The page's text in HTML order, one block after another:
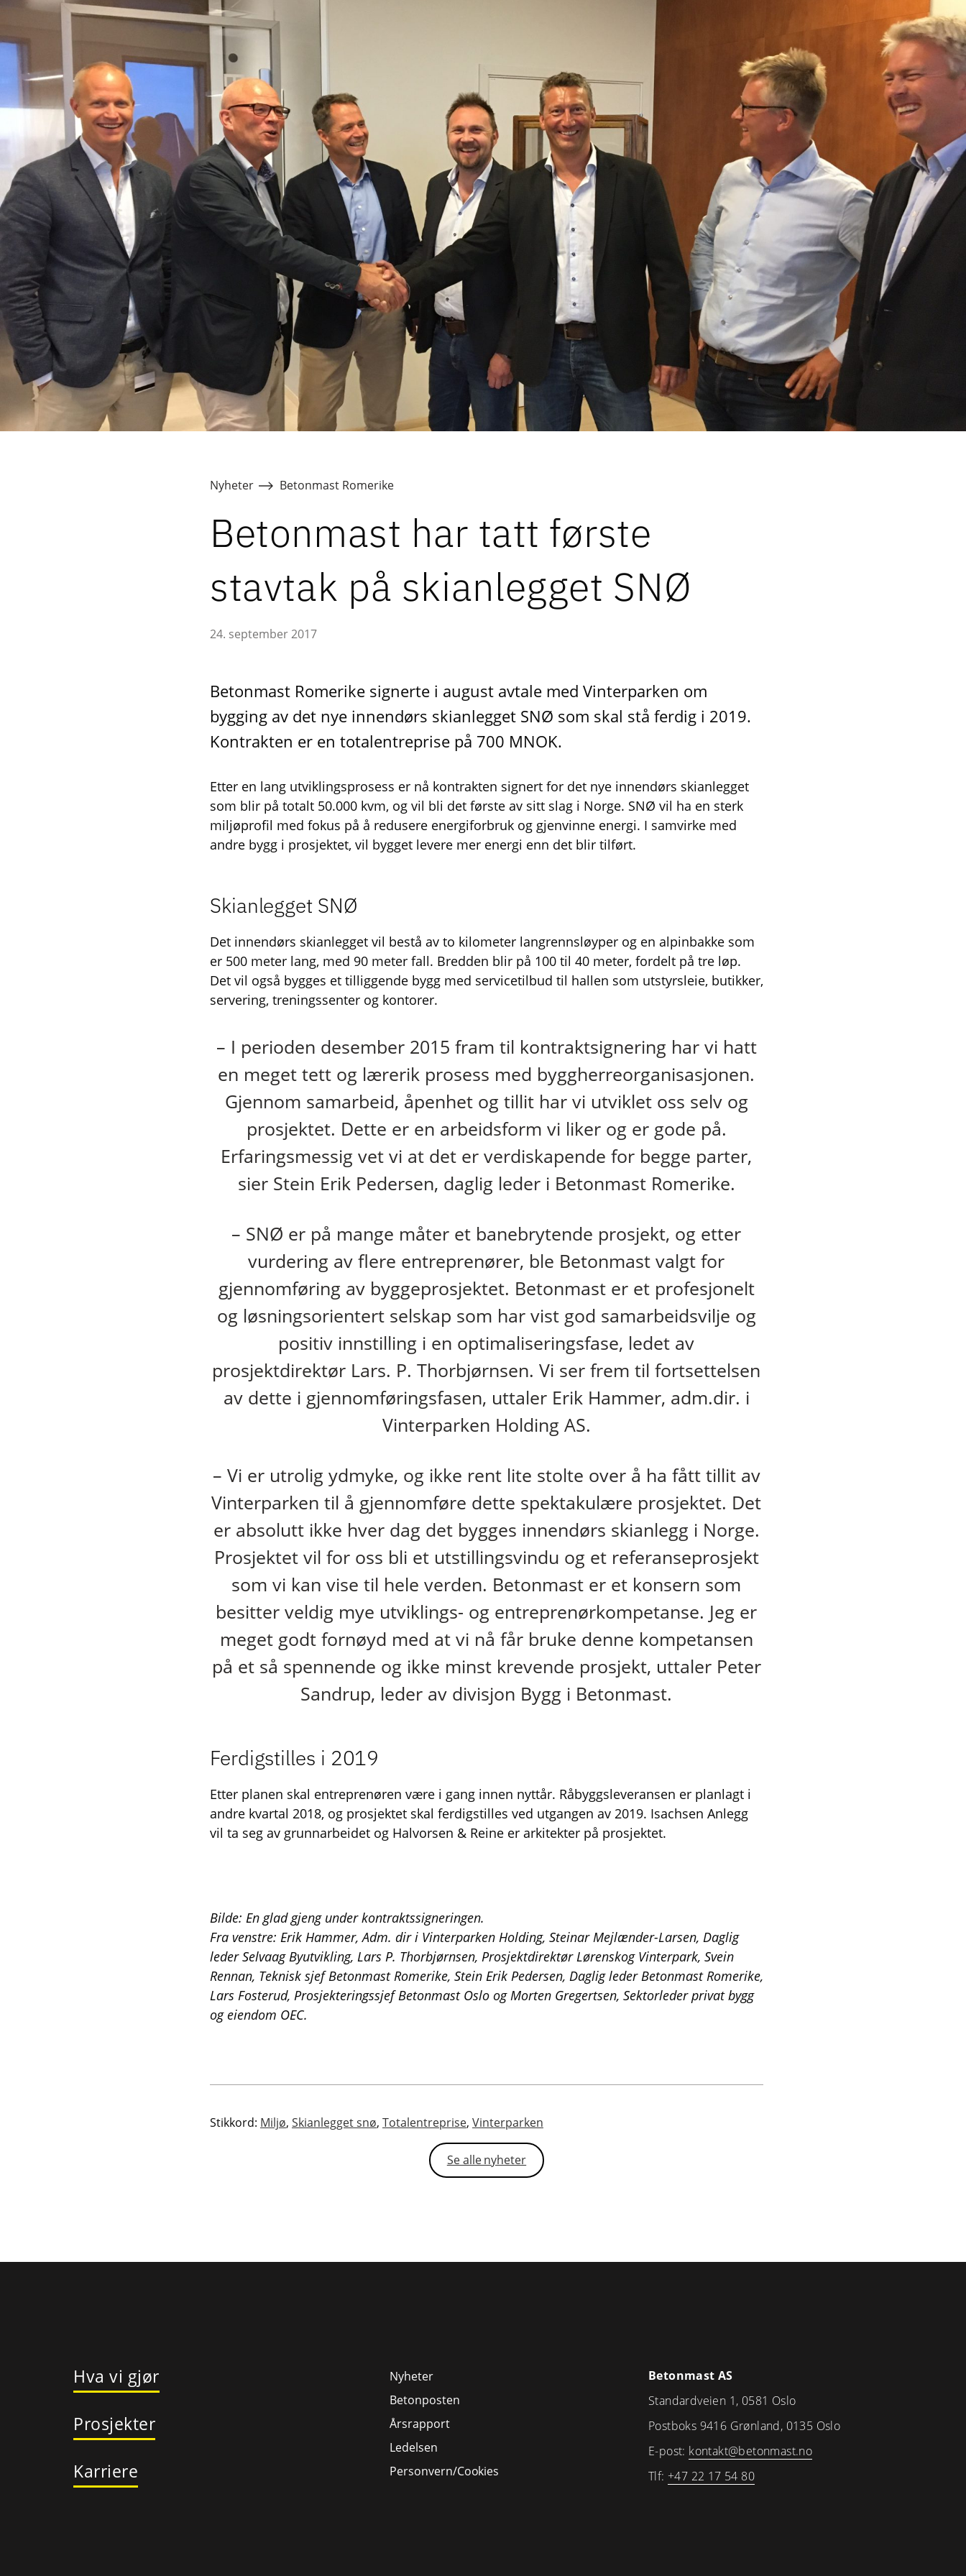
Nyheter Betonmast Romerike
Betonmast har tatt første
stavtak på skianlegget SNØ
24. september 2017
Betonmast Romerike signerte i august avtale med Vinterparken om
bygging av det nye innendørs skianlegget SNØ som skal stå ferdig i 2019.
Kontrakten er en totalentreprise på 700 MNOK.
Etter en lang utviklingsprosess er nå kontrakten signert for det nye innendørs skianlegget
som blir på totalt 50.000 kvm, og vil bli det første av sitt slag i Norge. SNØ vil ha en sterk
miljøprofil med fokus på å redusere energiforbruk og gjenvinne energi. I samvirke med
andre bygg i prosjektet, vil bygget levere mer energi enn det blir tilført.
Skianlegget SNØ
Det innendørs skianlegget vil bestå av to kilometer langrennsløyper og en alpinbakke som
er 500 meter lang, med 90 meter fall. Bredden blir på 100 til 40 meter, fordelt på tre løp.
Det vil også bygges et tilliggende bygg med servicetilbud til hallen som utstyrsleie, butikker,
servering, treningssenter og kontorer.
– I perioden desember 2015 fram til kontraktsignering har vi hatt
en meget tett og lærerik prosess med byggherreorganisasjonen.
Gjennom samarbeid, åpenhet og tillit har vi utviklet oss selv og
prosjektet. Dette er en arbeidsform vi liker og er gode på.
Erfaringsmessig vet vi at det er verdiskapende for begge parter,
sier Stein Erik Pedersen, daglig leder i Betonmast Romerike.
– SNØ er på mange måter et banebrytende prosjekt, og etter
vurdering av flere entreprenører, ble Betonmast valgt for
gjennomføring av byggeprosjektet. Betonmast er et profesjonelt
og løsningsorientert selskap som har vist god samarbeidsvilje og
positiv innstilling i en optimaliseringsfase, ledet av
prosjektdirektør Lars. P. Thorbjørnsen. Vi ser frem til fortsettelsen
av dette i gjennomføringsfasen, uttaler Erik Hammer, adm.dir. i
Vinterparken Holding AS.
– Vi er utrolig ydmyke, og ikke rent lite stolte over å ha fått tillit av
Vinterparken til å gjennomføre dette spektakulære prosjektet. Det
er absolutt ikke hver dag det bygges innendørs skianlegg i Norge.
Prosjektet vil for oss bli et utstillingsvindu og et referanseprosjekt
som vi kan vise til hele verden. Betonmast er et konsern som
besitter veldig mye utviklings- og entreprenørkompetanse. Jeg er
meget godt fornøyd med at vi nå får bruke denne kompetansen
på et så spennende og ikke minst krevende prosjekt, uttaler Peter
Sandrup, leder av divisjon Bygg i Betonmast.
Ferdigstilles i 2019
Etter planen skal entreprenøren være i gang innen nyttår. Råbyggsleveransen er planlagt i
andre kvartal 2018, og prosjektet skal ferdigstilles ved utgangen av 2019. Isachsen Anlegg
vil ta seg av grunnarbeidet og Halvorsen & Reine er arkitekter på prosjektet.
Bilde: En glad gjeng under kontraktssigneringen.
Fra venstre: Erik Hammer, Adm. dir i Vinterparken Holding, Steinar Mejlænder-Larsen, Daglig
leder Selvaag Byutvikling, Lars P. Thorbjørnsen, Prosjektdirektør Lørenskog Vinterpark, Svein
Rennan, Teknisk sjef Betonmast Romerike, Stein Erik Pedersen, Daglig leder Betonmast Romerike,
Lars Fosterud, Prosjekteringssjef Betonmast Oslo og Morten Gregertsen, Sektorleder privat bygg
og eiendom OEC.
Stikkord: Miljø, Skianlegget snø, Totalentreprise, Vinterparken
Se alle nyheter
Hva vi gjør
Prosjekter
Karriere
Nyheter
Betonposten
Årsrapport
Ledelsen
Personvern/Cookies
Betonmast AS
Standardveien 1, 0581 Oslo
Postboks 9416 Grønland, 0135 Oslo
E-post: kontakt@betonmast.no
Tlf: +47 22 17 54 80